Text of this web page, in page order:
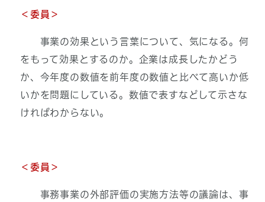
＜委員＞
事業の効果という言葉について、気になる。何
をもって効果とするのか。企業は成長したかどう
か、今年度の数値を前年度の数値と比べて高いか低
いかを問題にしている。数値で表すなどして示さな
ければわからない。
＜ 委員＞
事務事業の外部評価の実施方法等の議論は、事